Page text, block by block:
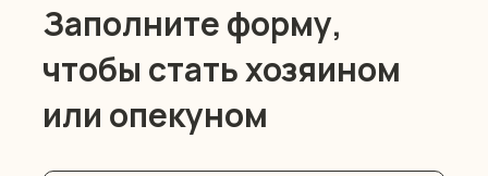
Заполните форму,
чтобы стать хозяином
или опекуном